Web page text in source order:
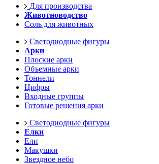
Для производства
Животноводство
Соль для животных
Светодиодные фигуры
Арки
Плоские арки
Объемные арки
Тоннели
Цифры
Входные группы
Готовые решения арки
Светодиодные фигуры
Елки
Ели
Макушки
Звездное небо